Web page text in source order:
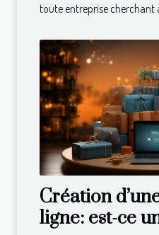
toute entreprise cherchant
Création
ligne: est-ce